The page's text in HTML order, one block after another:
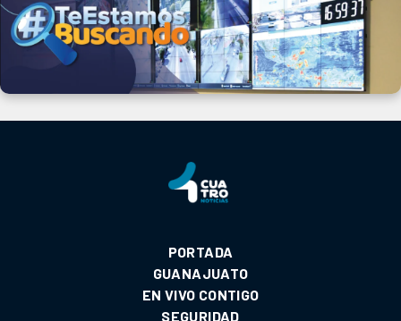
PORTADA
GUANAJUATO
EN VIVO CONTIGO
SEGURIDAD